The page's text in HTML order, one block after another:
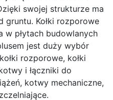
swojej strukturze ma
gruntu. Kołki rozporowe
w płytach budowlanych
jest duży wybór
rozporowe, kołki
i łączniki do
kotwy mechaniczne,